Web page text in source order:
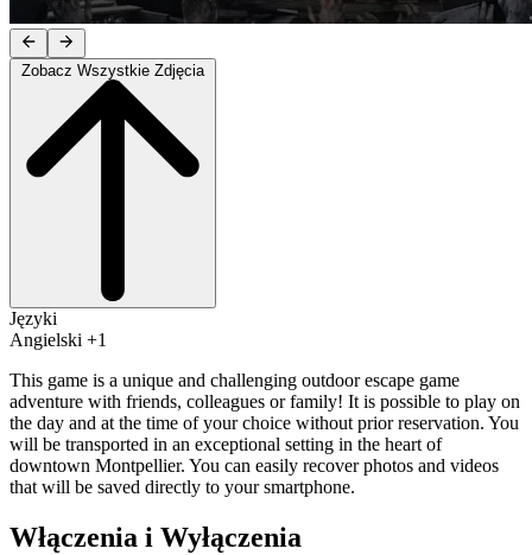
Języki
Angielski +1
This game is a unique and challenging outdoor escape game
adventure with friends, colleagues or family! It is possible to play on
the day and at the time of your choice without prior reservation. You
will be transported in an exceptional setting in the heart of
downtown Montpellier. You can easily recover photos and videos
that will be saved directly to your smartphone.
Włączenia i Wyłączenia